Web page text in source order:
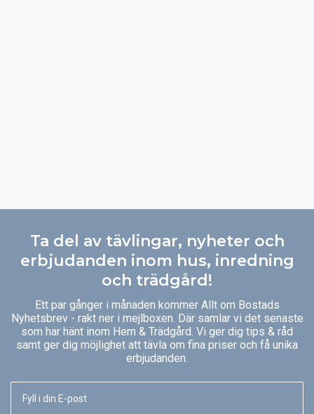
Ta del av tävlingar, nyheter och
erbjudanden inom hus, inredning
och trädgård!
Ett par gånger i månaden kommer Allt om Bostads
Nyhetsbrev - rakt ner i mejlboxen. Där samlar vi det senaste
som har hänt inom Hem & Trädgård. Vi ger dig tips & råd
samt ger dig möjlighet att tävla om fina priser och få unika
erbjudanden.